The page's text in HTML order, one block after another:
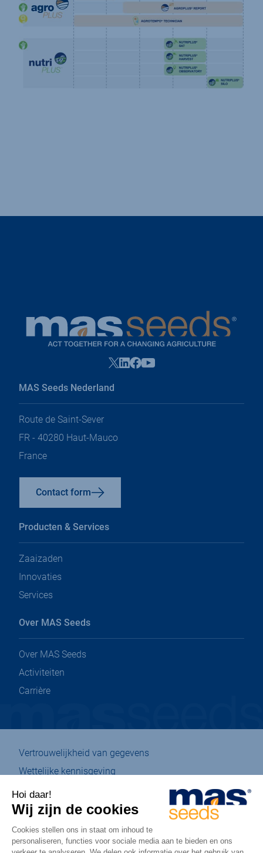
X
openen
een
Linkedin
openen
Facebook
openen
tabblad
Youtube
openen
MAS Seeds Nederland
Route de Saint-Sever
FR - 40280 Haut-Mauco
France
Contact form
Producten & Services
Zaaizaden
Innovaties
Services
Over MAS Seeds
Over MAS Seeds
Activiteiten
Carrière
Vertrouwelijkheid van gegevens
Wettelijke kennisgeving
Beheer van cookies
Kaart
Eco-ontwerp
Toegankelijkheid